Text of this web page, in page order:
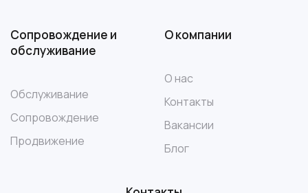
Сопровождение и
обслуживание
Обслуживание
Сопровождение
Продвижение
О компании
О нас
Контакты
Вакансии
Блог